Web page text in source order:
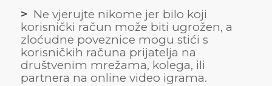
> Ne vjerujte nikome jer bilo koji
korisnički račun može biti ugrožen, a
zloćudne poveznice mogu stići s
korisničkih računa prijatelja na
društvenim mrežama, kolega, ili
partnera na online video igrama.